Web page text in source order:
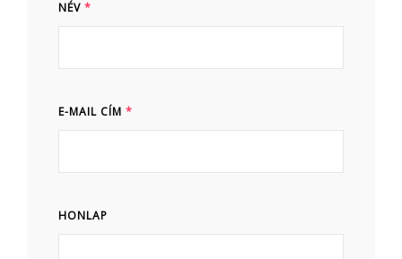
NÉV *
E-MAIL CÍM *
HONLAP